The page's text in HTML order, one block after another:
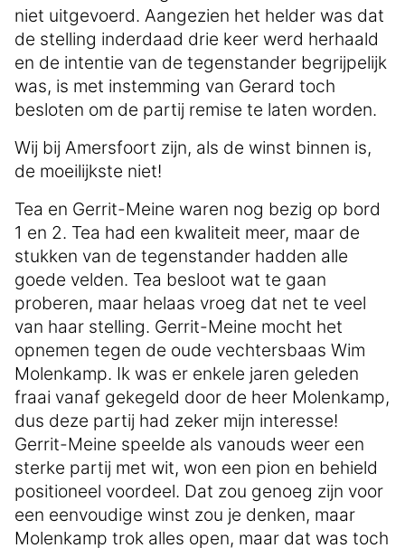
niet uitgevoerd. Aangezien het helder was dat
de stelling inderdaad drie keer werd herhaald
en de intentie van de tegenstander begrijpelijk
was, is met instemming van Gerard toch
besloten om de partij remise te laten worden.
Wij bij Amersfoort zijn, als de winst binnen is,
de moeilijkste niet!
Tea en Gerrit-Meine waren nog bezig op bord
1 en 2. Tea had een kwaliteit meer, maar de
stukken van de tegenstander hadden alle
goede velden. Tea besloot wat te gaan
proberen, maar helaas vroeg dat net te veel
van haar stelling. Gerrit-Meine mocht het
opnemen tegen de oude vechtersbaas Wim
Molenkamp. Ik was er enkele jaren geleden
fraai vanaf gekegeld door de heer Molenkamp,
dus deze partij had zeker mijn interesse!
Gerrit-Meine speelde als vanouds weer een
sterke partij met wit, won een pion en behield
positioneel voordeel. Dat zou genoeg zijn voor
een eenvoudige winst zou je denken, maar
Molenkamp trok alles open, maar dat was toch